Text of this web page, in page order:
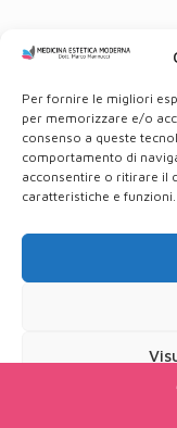
Per fornire le migliori
per memorizzare e/o
consenso a queste
comportamento di
acconsentire o ritirare il
caratteristiche e funzioni.